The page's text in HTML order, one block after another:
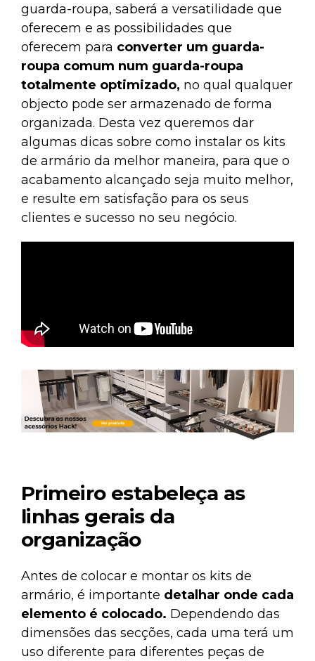
guarda-roupa, saberá a versatilidade que
oferecem e as possibilidades que
oferecem para converter um guarda-
roupa comum num guarda-roupa
totalmente optimizado, no qual qualquer
objecto pode ser armazenado de forma
organizada. Desta vez queremos dar
algumas dicas sobre como instalar os kits
de armário da melhor maneira, para que o
acabamento alcançado seja muito melhor,
e resulte em satisfação para os seus
clientes e sucesso no seu negócio.
Primeiro estabeleça as
linhas gerais da
organização
Antes de colocar e montar os kits de
armário, é importante detalhar onde cada
elemento é colocado. Dependendo das
dimensões das secções, cada uma terá um
uso diferente para diferentes peças de